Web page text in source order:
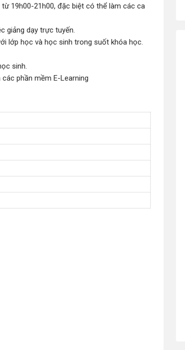
19h00-21h00, đặc biệt có thể làm các ca
giảng dạy trực tuyến.
lớp học và học sinh trong suốt khóa học.
sinh.
phần mềm E-Learning